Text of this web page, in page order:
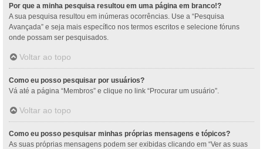
Por que a minha pesquisa resultou em uma página em branco!?
A sua pesquisa resultou em inúmeras ocorrências. Use a “Pesquisa
Avançada” e seja mais específico nos termos escritos e selecione fóruns
onde possam ser pesquisados.
Voltar ao topo
Como eu posso pesquisar por usuários?
Vá até a página “Membros” e clique no link “Procurar um usuário”.
Voltar ao topo
Como eu posso pesquisar minhas próprias mensagens e tópicos?
As suas próprias mensagens podem ser exibidas clicando em “Ver as suas